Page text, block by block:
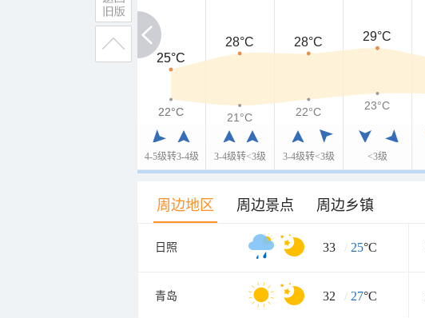
4-5级转3-4级 3-4级转<3级 3-4级转<3级 <3级
25°C
25°C
28°C 28°C 29°C
22°C
22°C 21°C 22°C 23°C
周边地区 周边景点 周边乡镇
日照 33 / 25°C
青岛 32 / 27°C